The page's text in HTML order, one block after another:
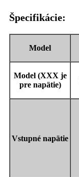
Špecifikácie:
Model
Model (XXX je
pre napätie)
Vstupné napätie